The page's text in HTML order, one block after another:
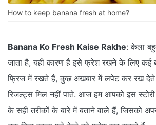
How to keep banana fresh at home?
Banana Ko Fresh Kaise Rakhe: केला
जाता है, यही कारण है इसे फ्रेश रखने के लिए कई
फ्रिज में रखते हैं, कुछ अखबार में लपेट कर रख देते
रिजल्ट्स मिल नहीं पाते. आज हम आपको इस
के सही तरीकों के बारे में बताने वाले हैं, जिसको